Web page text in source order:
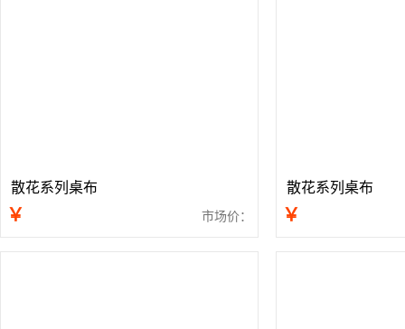
散花系列桌布
￥ 市场价：
散花系列桌布
￥